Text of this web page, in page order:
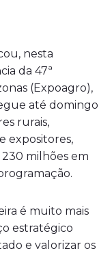
nesta
da 47ª
(Expoagro),
até domingo
rurais,
expositores,
milhões em
é muito mais
estratégico
e valorizar os